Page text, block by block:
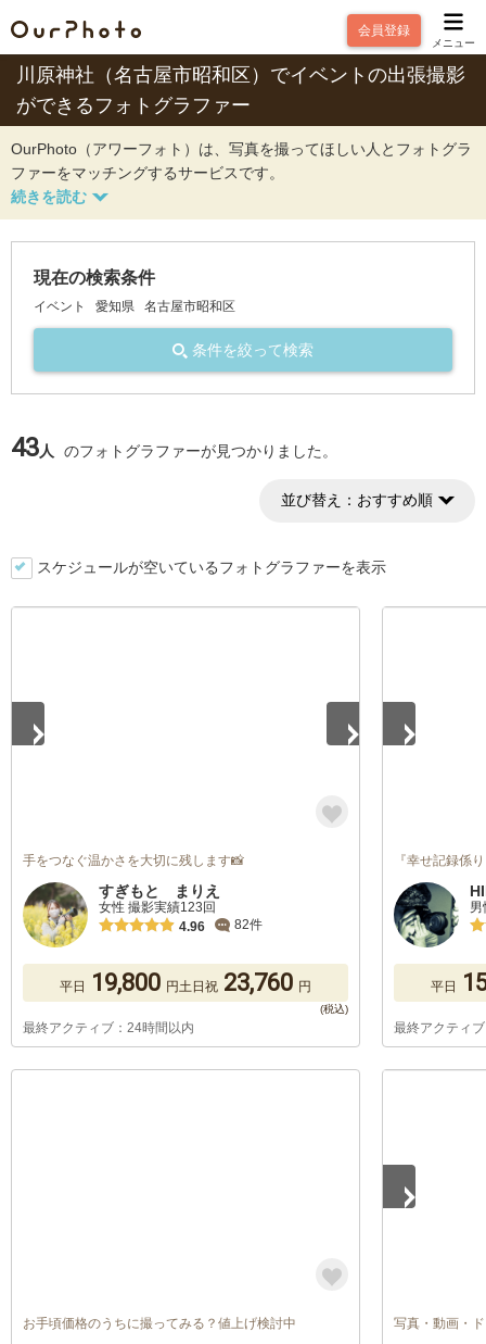
会員登録
メニュー
川原神社（名古屋市昭和区）でイベントの出張撮影
ができるフォトグラファー
OurPhoto（アワーフォト）は、写真を撮ってほしい人とフォトグラ
ファーをマッチングするサービスです。
現在の検索条件
イベント 愛知県 名古屋市昭和区
条件を絞って検索
43人 のフォトグラファーが見つかりました。
並び替え： おすすめ順
スケジュールが空いているフォトグラファーを表示
手をつなぐ温かさを大切に残します📸
すぎもと まりえ
女性 撮影実績123回
4.96
82件
平日 19,800 円土日祝 23,760 円
最終アクティブ：24時間以内
『幸せ記録係
平日
最終アクティ
お手頃価格のうちに撮ってみる？値上げ検討中 写真・動画・